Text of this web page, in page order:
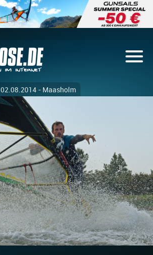
02.08.2014 - Maasholm